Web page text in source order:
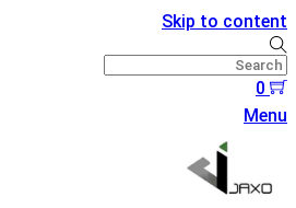
Skip to content
0
Menu